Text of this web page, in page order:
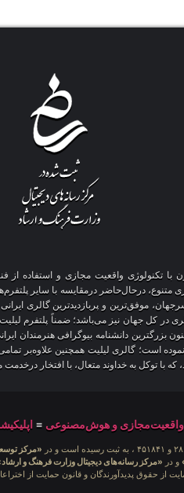
مدرن با تکنولوژی واقعیت مجازی و
موفق‌ترین و پربازدیدترین گالری
در کل جهان نیز می‌باشد؛ ضمناً پلتفرم
بزرگترین دانشنامه بیوگرافی
است؛ گالری لیلیت همچنین علاوه‌بر
که با توکل به خداوند متعال، با افتخار
واقعیت‌مجازی و هوش‌مصنوعی ≡
«مرکز
و در «مرکز رسانه‌های دیجیتال وزارت فرهنگ و
از حقوق پدیدآورندگان و قانون حمایت از